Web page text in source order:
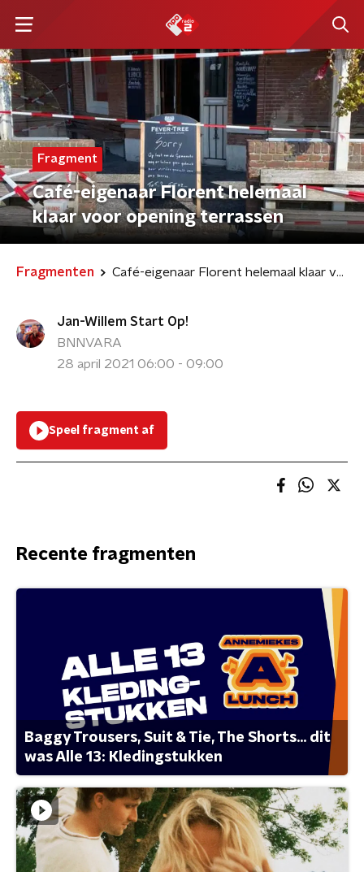
Fragment
Café-eigenaar Florent helemaal
klaar voor opening terrassen
Fragmenten Café-eigenaar Florent helemaal klaar voor opening terrassen
Jan-Willem Start Op!
BNNVARA
28 april 2021 06:00 - 09:00
Speel fragment af
Recente fragmenten
Baggy Trousers, Suit & Tie, The Shorts... dit
was Alle 13: Kledingstukken